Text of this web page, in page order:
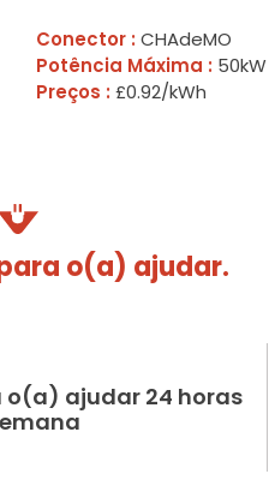
Conector : CHAdeMO
Potência Máxima : 50kW
Preços : £0.92/kWh
o(a) ajudar.
ajudar 24 horas